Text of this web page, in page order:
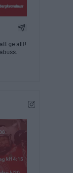
Dela
ge allt!